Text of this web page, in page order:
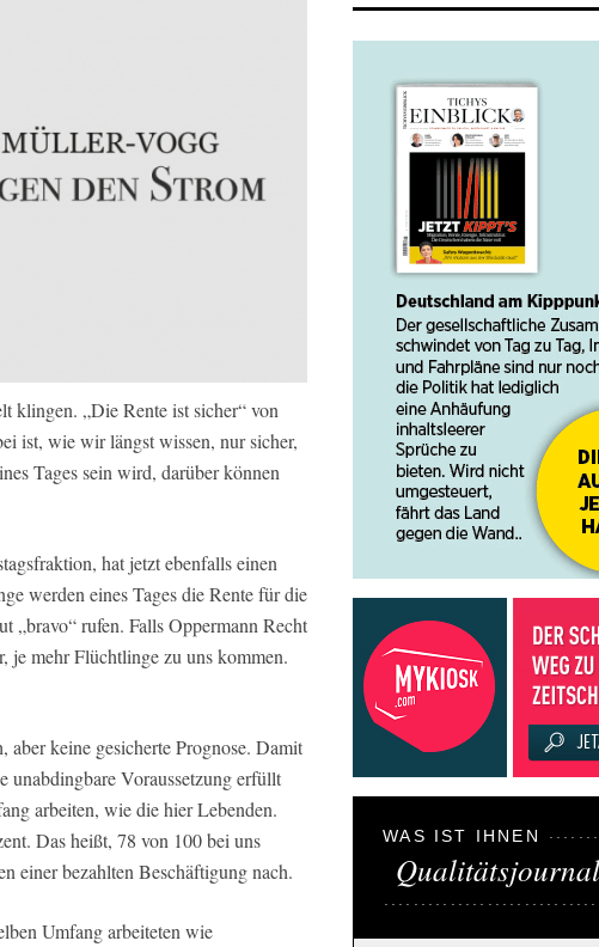
klingen. „Die Rente ist sicher“ von
ist, wie wir längst wissen, nur sicher,
Tages sein wird, darüber können
hat jetzt ebenfalls einen
werden eines Tages die Rente für die
„bravo“ rufen. Falls Oppermann Recht
je mehr Flüchtlinge zu uns kommen.
keine gesicherte Prognose. Damit
unabdingbare Voraussetzung erfüllt
arbeiten, wie die hier Lebenden.
Das heißt, 78 von 100 bei uns
einer bezahlten Beschäftigung nach.
Umfang arbeiteten wie
WAS IST IHNEN